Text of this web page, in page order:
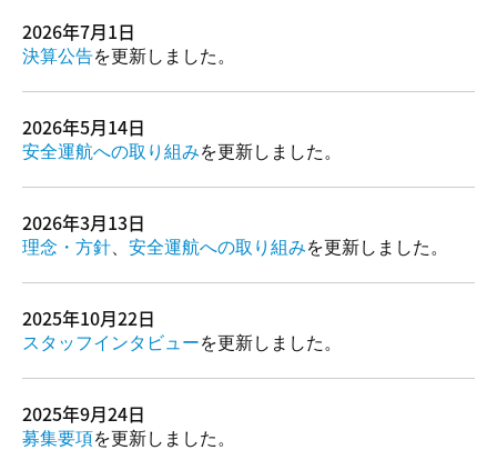
2026年7月1日
決算公告を更新しました。
2026年5月14日
安全運航への取り組みを更新しました。
2026年3月13日
理念・方針 安全運航への取り組みを更新しました。
2025年10月22日
スタッフインタビューを更新しました。
2025年9月24日
募集要項を更新しました。